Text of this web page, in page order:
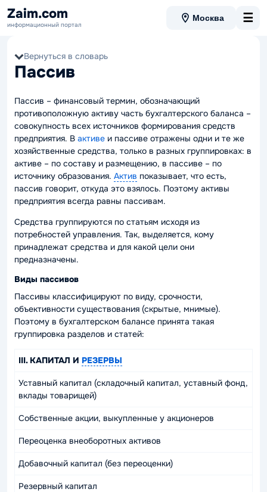
Zaim.com
информационный портал
Москва ☰
Вернуться в словарь
Пассив
Пассив – финансовый термин, обозначающий
противоположную активу часть бухгалтерского баланса –
совокупность всех источников формирования средств
предприятия. В активе и пассиве отражены одни и те же
хозяйственные средства, только в разных группировках: в
активе – по составу и размещению, в пассиве – по
источнику образования. Актив показывает, что есть,
пассив говорит, откуда это взялось. Поэтому активы
предприятия всегда равны пассивам.
Средства группируются по статьям исходя из
потребностей управления. Так, выделяется, кому
принадлежат средства и для какой цели они
предназначены.
Виды пассивов
Пассивы классифицируют по виду, срочности,
объективности существования (скрытые, мнимые).
Поэтому в бухгалтерском балансе принята такая
группировка разделов и статей:
III. КАПИТАЛ И РЕЗЕРВЫ
Уставный капитал (складочный капитал, уставный фонд,
вклады товарищей)
Собственные акции, выкупленные у акционеров
Переоценка внеоборотных активов
Добавочный капитал (без переоценки)
Резервный капитал